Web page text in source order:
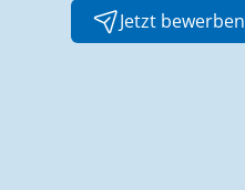
Jetzt bewerben